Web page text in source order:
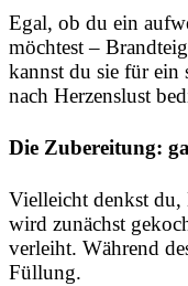
Egal, ob du ein
möchtest –
kannst du sie für ein
nach Herzenslust
Die Zubereitung:
Vielleicht denkst du,
wird zunächst
verleiht. Während
Füllung.